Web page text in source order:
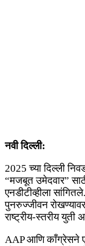
नवी दिल्ली:
2025 च्या दिल्ली
“मजबूत उमेदवार”
एनडीटीव्हीला
पुनरुज्जीवन
राष्ट्रीय-स्तरीय युती
AAP आणि काँग्रेसने